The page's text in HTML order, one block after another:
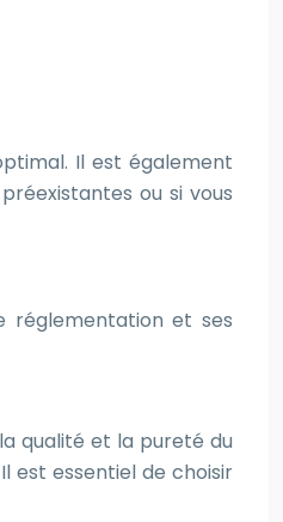
Il est également
ou si vous
réglementation et ses
qualité et la pureté du
est essentiel de choisir